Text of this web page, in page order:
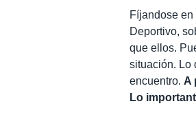
Fíjandose
Deportivo,
que ellos.
situación. Lo
encuentro. A
Lo